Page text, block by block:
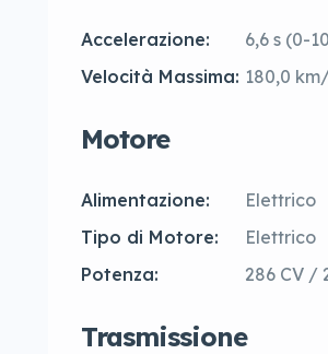
Accelerazione:
6,6 s (0-
Velocità Massima: 180,0
Motore
Alimentazione:
Elettrico
Tipo di Motore:
Elettrico
Potenza:
286 CV /
Trasmissione